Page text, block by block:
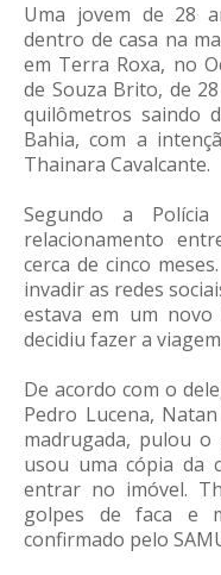
Uma jovem de 28
dentro de casa na
em Terra Roxa, no
de Souza Brito, de
quilômetros saindo
Bahia, com a
Thainara Cavalcante.
Segundo a
relacionamento
cerca de cinco
invadir as redes
estava em um novo
decidiu fazer a
De acordo com o
Pedro Lucena,
madrugada, pulou
usou uma cópia da
entrar no imóvel.
golpes de faca e
confirmado pelo